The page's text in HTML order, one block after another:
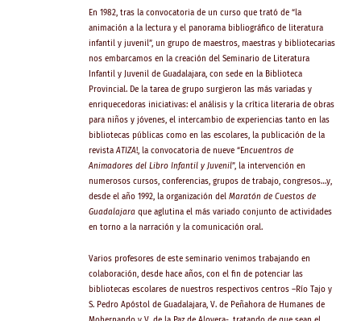
En 1982, tras la convocatoria de un curso que trató de “la
animación a la lectura y el panorama bibliográfico de literatura
infantil y juvenil”, un grupo de maestros, maestras y bibliotecarias
nos embarcamos en la creación del Seminario de Literatura
Infantil y Juvenil de Guadalajara, con sede en la Biblioteca
Provincial. De la tarea de grupo surgieron las más variadas y
enriquecedoras iniciativas: el análisis y la crítica literaria de obras
para niños y jóvenes, el intercambio de experiencias tanto en las
bibliotecas públicas como en las escolares, la publicación de la
revistaATIZA!, la convocatoria de nueve “Encuentros de
Animadores del Libro Infantil y Juvenil”, la intervención en
numerosos cursos, conferencias, grupos de trabajo, congresos…y,
desde el año 1992, la organización del Maratón de Cuestos de
Guadalajara que aglutina el más variado conjunto de actividades
en torno a la narración y la comunicación oral.
Varios profesores de este seminario venimos trabajando en
colaboración, desde hace años, con el fin de potenciar las
bibliotecas escolares de nuestros respectivos centros –Río Tajo y
S. Pedro Apóstol de Guadalajara, V. de Peñahora de Humanes de